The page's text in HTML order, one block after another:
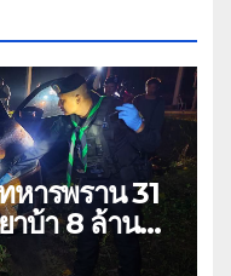
หารพราน 31
าบ้า 8 ล้าน